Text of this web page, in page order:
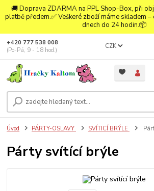
🚚 Doprava ZDARMA na PPL Shop-Box, při
platbě předem.✅ Veškeré zboží máme skladem
dnech do 24 hodin.📦
CZK
+420 777 538 008
(Po-Pá, 9 - 18 hod.)
Úvod PÁRTY-OSLAVY SVÍTICÍ BRÝLE
Párty svítící brýle